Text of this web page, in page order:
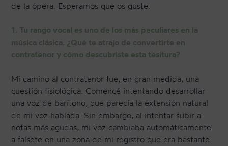
de la ópera. Esperamos que os guste.
1. Tu rango vocal es uno de los más peculiares en la
música clásica. ¿Qué te atrajo de convertirte en
contratenor y cómo descubriste esta tesitura?
Mi camino al contratenor fue, en gran medida, una
cuestión fisiológica. Comencé intentando desarrollar
una voz de barítono, que parecía la extensión natural
de mi voz hablada. Sin embargo, al intentar subir a
notas más agudas, mi voz cambiaba automáticamente
a falsete en una zona de mi registro que era bastante